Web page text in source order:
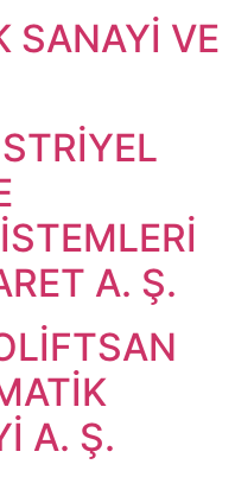
SANAYİ VE
A. Ş.
A. Ş.